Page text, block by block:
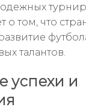
о том, что
талантов.
успехи и